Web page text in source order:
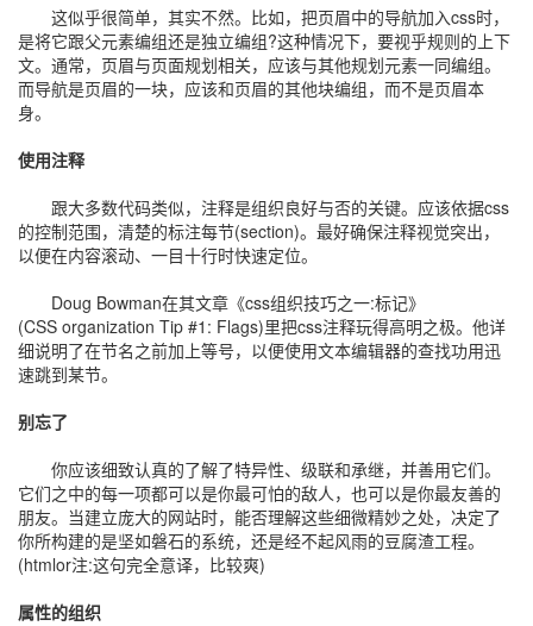
这似乎很简单，其实不然。比如，把页眉中的导航加入css时，
是将它跟父元素编组还是独立编组?这种情况下，要视乎规则的上下
文。通常，页眉与页面规划相关，应该与其他规划元素一同编组。
而导航是页眉的一块，应该和页眉的其他块编组，而不是页眉本
身。
使用注释
跟大多数代码类似，注释是组织良好与否的关键。应该依据css
的控制范围，清楚的标注每节(section)。最好确保注释视觉突出，
以便在内容滚动、一目十行时快速定位。
Doug Bowman在其文章《css组织技巧之一:标记》
(CSS organization Tip #1: Flags)里把css注释玩得高明之极。他详
细说明了在节名之前加上等号，以便使用文本编辑器的查找功用迅
速跳到某节。
别忘了
你应该细致认真的了解了特异性、级联和承继，并善用它们。
它们之中的每一项都可以是你最可怕的敌人，也可以是你最友善的
朋友。当建立庞大的网站时，能否理解这些细微精妙之处，决定了
你所构建的是坚如磐石的系统，还是经不起风雨的豆腐渣工程。
(htmlor注:这句完全意译，比较爽)
属性的组织